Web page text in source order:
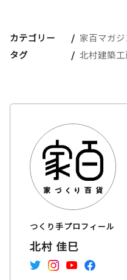
カテゴリー
家百マガジ
タグ
北村建築工
つくり手プロフィール
北村 佳巳